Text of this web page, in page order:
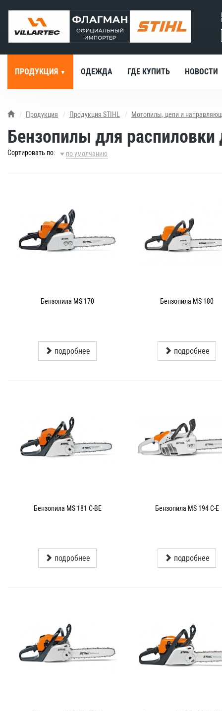
ПРОДУКЦИЯ ОДЕЖДА ГДЕ КУПИТЬ НОВОСТИ
Продукция Продукция STIHL Мотопилы, цепи и
Бензопилы для распиловки
Сортировать по: по умолчанию
Бензопила MS 170
подробнее
Бензопила MS 180
подробнее
Бензопила MS 181 C-BE
подробнее
Бензопила MS 194 C-E
подробнее